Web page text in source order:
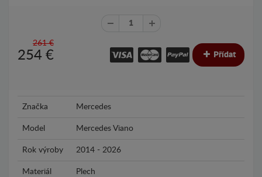
261 €
254 € Přídat
Značka Mercedes
Model Mercedes Viano
Rok výroby 2014 - 2026
Materiál Plech